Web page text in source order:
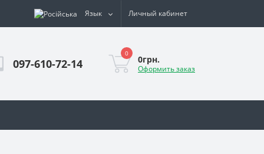
Язык Личный кабинет
097-610-72-14
0
0грн.
Оформить заказ